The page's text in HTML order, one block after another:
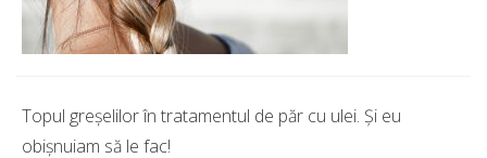
Topul greșelilor în tratamentul de păr cu ulei. Și eu
obișnuiam să le fac!